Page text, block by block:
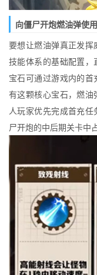
向僵尸开炮燃油弹使
要想让燃油弹真正发
技能体系的基础配置
宝石可通过游戏内的
有这颗核心宝石，燃
人玩家优先完成首充
尸开炮的中后期关卡中